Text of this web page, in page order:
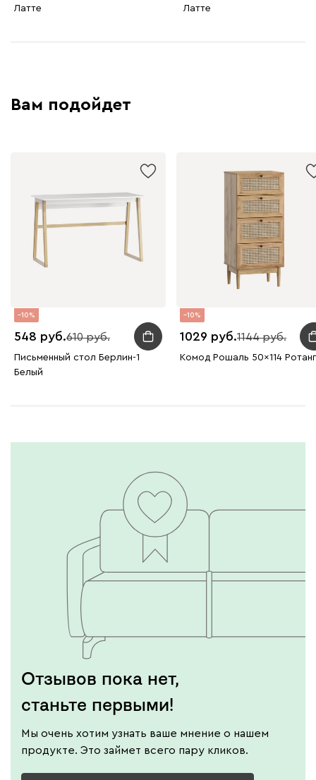
Латте
Латте
Вам подойдет
10
548 610
Письменный стол Берлин-1
Белый
10
1029 1144
Комод Рошаль 50x114 Ротанг
Отзывов пока нет,
станьте первыми!
Мы очень хотим узнать ваше мнение о нашем
продукте. Это займет всего пару кликов.